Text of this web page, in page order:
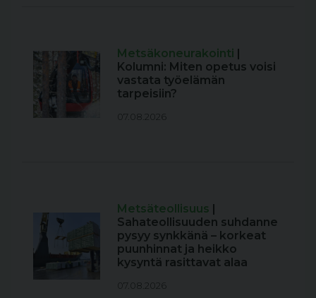
Metsäkoneurakointi |
Kolumni: Miten opetus voisi
vastata työelämän
tarpeisiin?
07.08.2026
Metsäteollisuus |
Sahateollisuuden suhdanne
pysyy synkkänä – korkeat
puunhinnat ja heikko
kysyntä rasittavat alaa
07.08.2026